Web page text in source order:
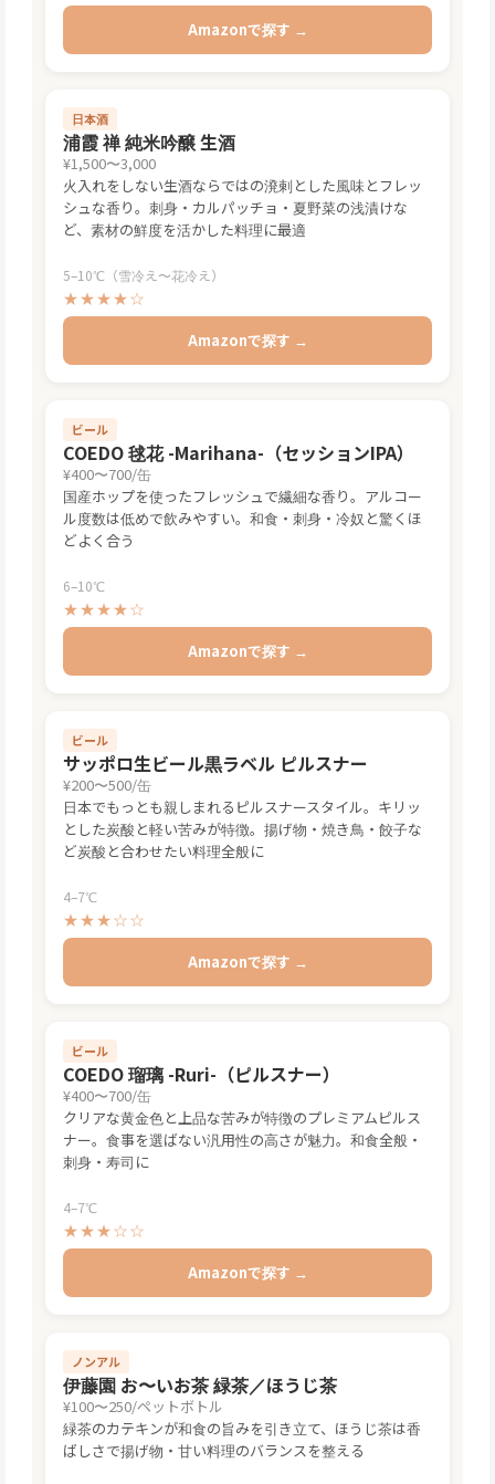
Amazonで探す →
日本酒
浦霞 禅 純米吟醸 生酒
¥1,500〜3,000
火入れをしない生酒ならではの溌剌とした風味とフレッ
シュな香り。刺身・カルパッチョ・夏野菜の浅漬けな
ど、素材の鮮度を活かした料理に最適
5–10℃（雪冷え〜花冷え）
★★★★☆
Amazonで探す →
ビール
COEDO 毬花 -Marihana-（セッションIPA）
¥400〜700/缶
国産ホップを使ったフレッシュで繊細な香り。アルコー
ル度数は低めで飲みやすい。和食・刺身・冷奴と驚くほ
どよく合う
6–10℃
★★★★☆
Amazonで探す →
ビール
サッポロ生ビール黒ラベル ピルスナー
¥200〜500/缶
日本でもっとも親しまれるピルスナースタイル。キリッ
とした炭酸と軽い苦みが特徴。揚げ物・焼き鳥・餃子な
ど炭酸と合わせたい料理全般に
4–7℃
★★★☆☆
Amazonで探す →
ビール
COEDO 瑠璃 -Ruri-（ピルスナー）
¥400〜700/缶
クリアな黄金色と上品な苦みが特徴のプレミアムピルス
ナー。食事を選ばない汎用性の高さが魅力。和食全般・
刺身・寿司に
4–7℃
★★★☆☆
Amazonで探す →
ノンアル
伊藤園 お〜いお茶 緑茶／ほうじ茶
¥100〜250/ペットボトル
緑茶のカテキンが和食の旨みを引き立て、ほうじ茶は香
ばしさで揚げ物・甘い料理のバランスを整える